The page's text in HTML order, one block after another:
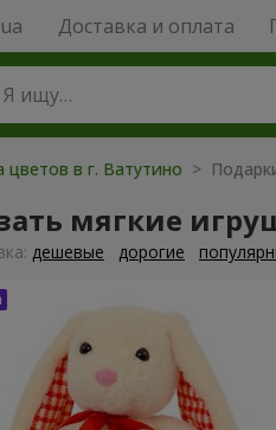
Доставка и оплата
цветов в г. Ватутино >
мягкие
дешевые дорогие